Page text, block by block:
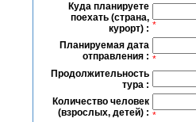
Куда планируете
поехать (страна,
курорт) : *
Планируемая дата
отправления : *
Продолжительность
тура :
Количество человек
(взрослых, детей) : *